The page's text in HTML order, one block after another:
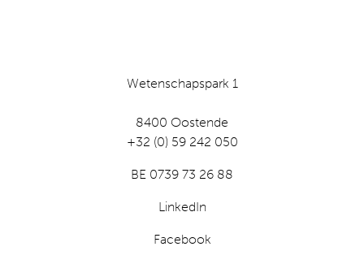
Wetenschapspark 1
8400 Oostende
+32 (0) 59 242 050
BE 0739 73 26 88
LinkedIn
Facebook